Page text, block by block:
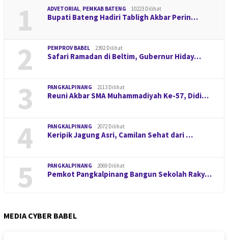
1 ADVETORIAL, PEMKAB BATENG 10223 Dilihat
Bupati Bateng Hadiri Tabligh Akbar Perin…
2 PEMPROV BABEL 2392 Dilihat
Safari Ramadan di Beltim, Gubernur Hiday…
3 PANGKALPINANG 2113 Dilihat
Reuni Akbar SMA Muhammadiyah Ke-57, Didi…
4 PANGKALPINANG 2072 Dilihat
Keripik Jagung Asri, Camilan Sehat dari …
5 PANGKALPINANG 2069 Dilihat
Pemkot Pangkalpinang Bangun Sekolah Raky…
MEDIA CYBER BABEL